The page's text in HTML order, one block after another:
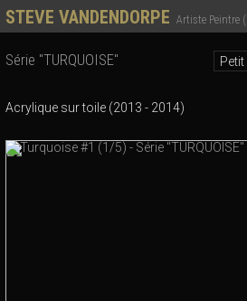
STEVE VANDENDORPE Artiste Peintre
Série "TURQUOISE"
Acrylique sur toile (2013 - 2014)